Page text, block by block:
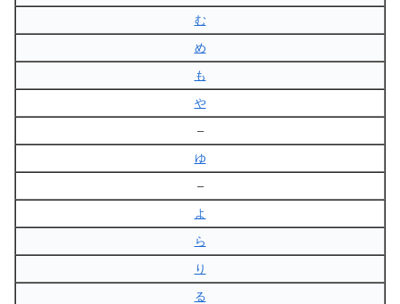
む
め
も
や
–
ゆ
–
よ
ら
り
る